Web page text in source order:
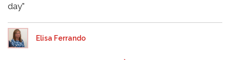
day"
Elisa Ferrando